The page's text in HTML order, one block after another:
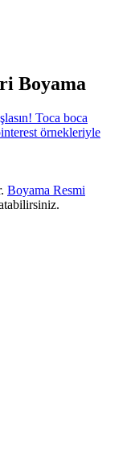
Boyama
Boyama Resmi